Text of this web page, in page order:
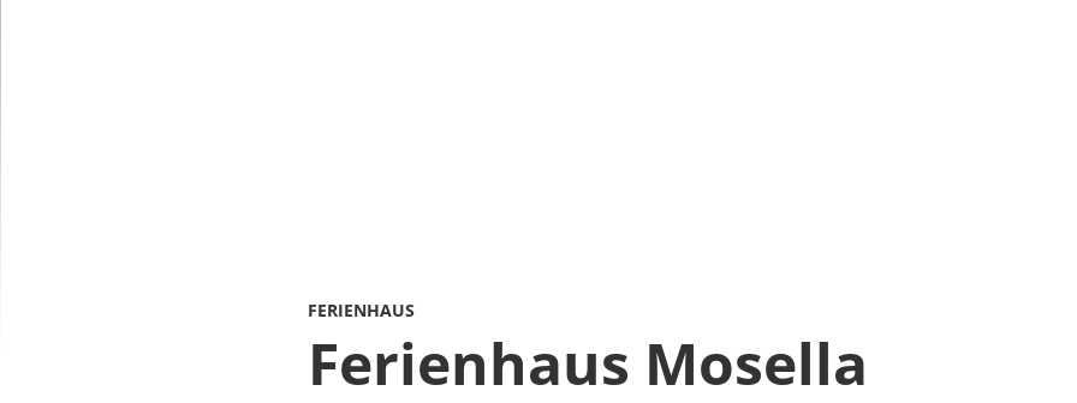
FERIENHAUS
Ferienhaus Mosella